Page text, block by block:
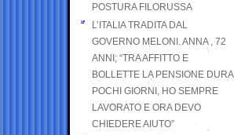
POSTURA FILORUSSA
L’ITALIA TRADITA DAL
GOVERNO MELONI. ANNA , 72
ANNI; “TRA AFFITTO E
BOLLETTE LA PENSIONE DURA
POCHI GIORNI, HO SEMPRE
LAVORATO E ORA DEVO
CHIEDERE AIUTO”